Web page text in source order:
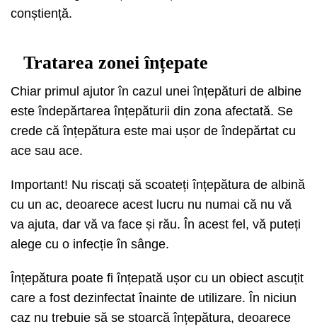
conștiență.
Tratarea zonei înțepate
Chiar primul ajutor în cazul unei înțepături de albine
este îndepărtarea înțepăturii din zona afectată. Se
crede că înțepătura este mai ușor de îndepărtat cu
ace sau ace.
Important! Nu riscați să scoateți înțepătura de albină
cu un ac, deoarece acest lucru nu numai că nu vă
va ajuta, dar vă va face și rău. În acest fel, vă puteți
alege cu o infecție în sânge.
Înțepătura poate fi înțepată ușor cu un obiect ascuțit
care a fost dezinfectat înainte de utilizare. În niciun
caz nu trebuie să se stoarcă înțepătura, deoarece